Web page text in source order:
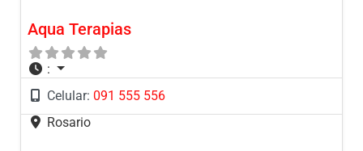
Aqua Terapias
:
Celular: 091 555 556
Rosario